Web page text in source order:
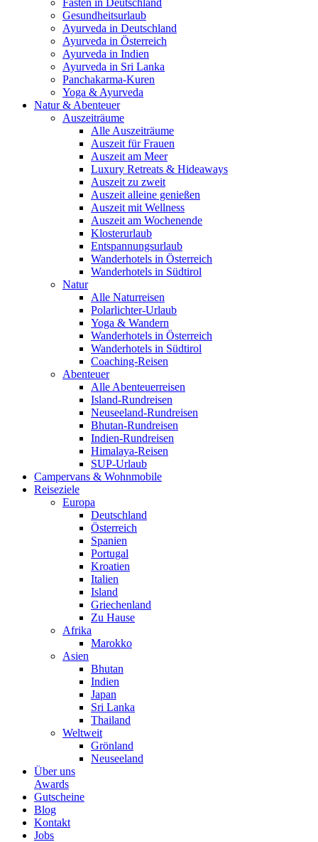
Fasten in Deutschland
Gesundheitsurlaub
Ayurveda in Deutschland
Ayurveda in Österreich
Ayurveda in Indien
Ayurveda in Sri Lanka
Panchakarma-Kuren
Yoga & Ayurveda
Natur & Abenteuer
Auszeiträume
Alle Auszeiträume
Auszeit für Frauen
Auszeit am Meer
Luxury Retreats & Hideaways
Auszeit zu zweit
Auszeit alleine genießen
Auszeit mit Wellness
Auszeit am Wochenende
Klosterurlaub
Entspannungsurlaub
Wanderhotels in Österreich
Wanderhotels in Südtirol
Natur
Alle Naturreisen
Polarlichter-Urlaub
Yoga & Wandern
Wanderhotels in Österreich
Wanderhotels in Südtirol
Coaching-Reisen
Abenteuer
Alle Abenteuerreisen
Island-Rundreisen
Neuseeland-Rundreisen
Bhutan-Rundreisen
Indien-Rundreisen
Himalaya-Reisen
SUP-Urlaub
Campervans & Wohnmobile
Reiseziele
Europa
Deutschland
Österreich
Spanien
Portugal
Kroatien
Italien
Island
Griechenland
Zu Hause
Afrika
Marokko
Asien
Bhutan
Indien
Japan
Sri Lanka
Thailand
Weltweit
Grönland
Neuseeland
Über uns
Awards
Gutscheine
Blog
Kontakt
Jobs